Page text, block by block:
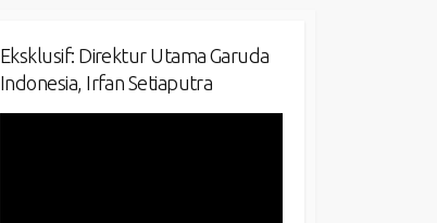
Eksklusif: Direktur Utama Garuda
Indonesia, Irfan Setiaputra